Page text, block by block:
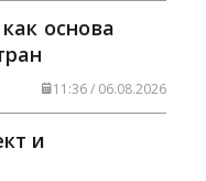
основа
11:36 / 06.08.2026
и